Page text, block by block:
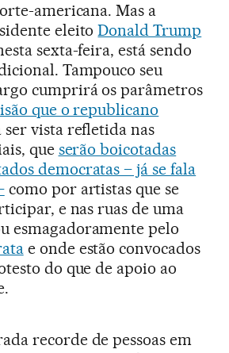
americana. Mas a
eleitoDonald Trump
sexta-feira, está sendo
Tampouco seu
cumprirá os parâmetros
que o republicano
vista refletida nas
que serão boicotadas
democratas – já se fala
como por artistas que se
e nas ruas de uma
esmagadoramente pelo
e onde estão convocados
do que de apoio ao
recorde de pessoas em